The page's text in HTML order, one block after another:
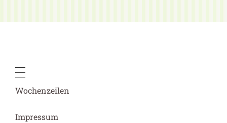
Wochenzeilen
Impressum